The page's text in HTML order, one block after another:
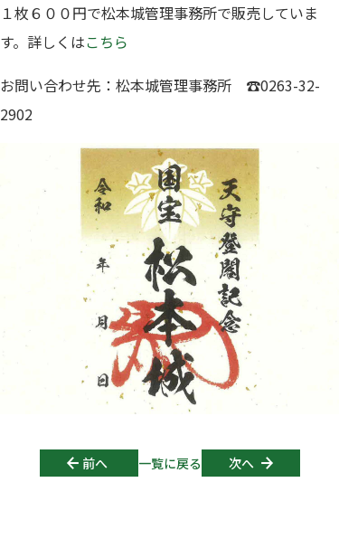
１枚６００円で松本城管理事務所で販売していま
す。詳しくはこちら
お問い合わせ先：松本城管理事務所 ☎0263-32-
2902
Post navigation
前へ 一覧に戻る 次へ